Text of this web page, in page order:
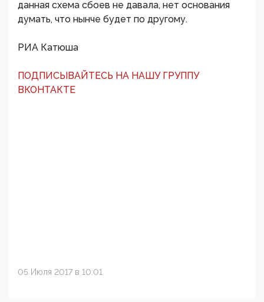
данная схема сбоев не давала, нет основания
думать, что нынче будет по другому.
РИА Катюша
ПОДПИСЫВАЙТЕСЬ НА НАШУ ГРУППУ
ВКОНТАКТЕ
05 Июля 2017 в 10:01